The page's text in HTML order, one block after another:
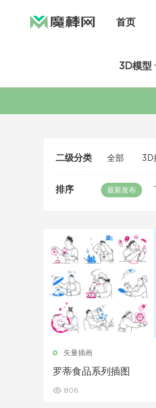
首页
3D模型
二级分类 全部 3D
排序 最新发布
矢量插画
罗蒂食品系列插图
806